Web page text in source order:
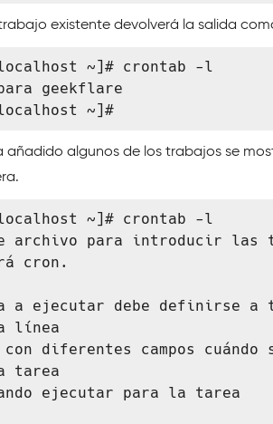
existente devolverá la salida
~]# crontab -l
geekflare
~]#
añadido algunos de los trabajos se
~]# crontab -l
archivo para introducir las
cron.
a ejecutar debe definirse a
línea
diferentes campos cuándo
tarea
ejecutar para la tarea